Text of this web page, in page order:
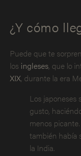
¿Y cómo
Puede que te
los ingleses, que lo
XIX, durante la era
Los japoneses
gusto,
menos
también había
la India.